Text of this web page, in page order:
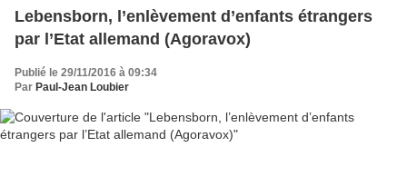
Lebensborn, l’enlèvement d’enfants étrangers
par l’Etat allemand (Agoravox)
Publié le 29/11/2016 à 09:34
Par Paul-Jean Loubier